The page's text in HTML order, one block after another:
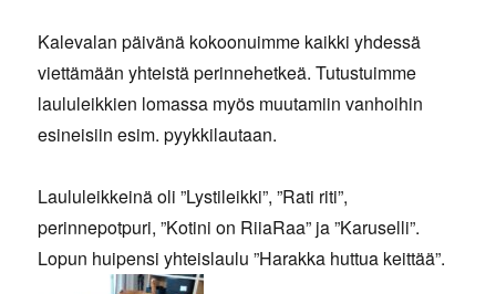
Kalevalan päivänä kokoonuimme kaikki yhdessä
viettämään yhteistä perinnehetkeä. Tutustuimme
laululeikkien lomassa myös muutamiin vanhoihin
esineisiin esim. pyykkilautaan.
Laululeikkeinä oli ”Lystileikki”, ”Rati riti”,
perinnepotpuri, ”Kotini on RiiaRaa” ja ”Karuselli”.
Lopun huipensi yhteislaulu ”Harakka huttua keittää”.